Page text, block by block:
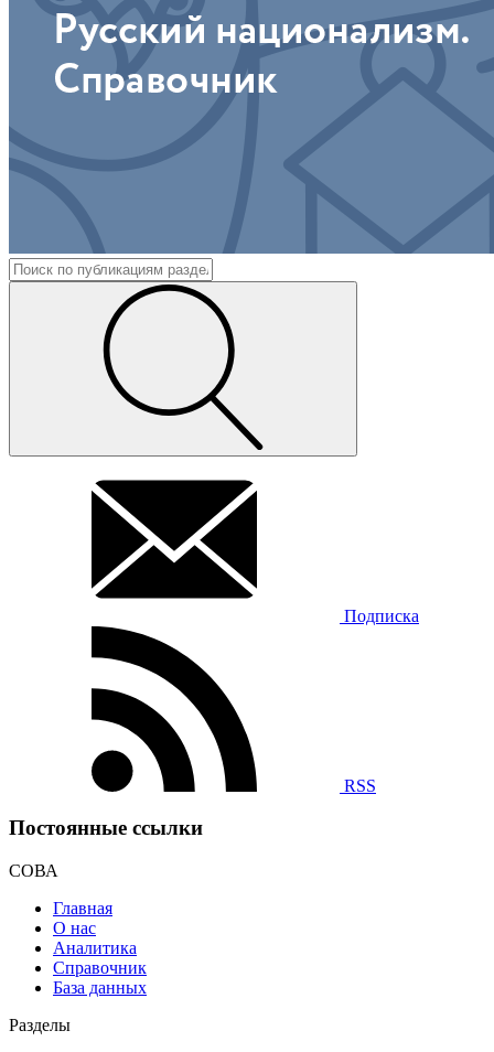
Подписка
RSS
Постоянные ссылки
СОВА
Главная
О нас
Аналитика
Справочник
База данных
Разделы